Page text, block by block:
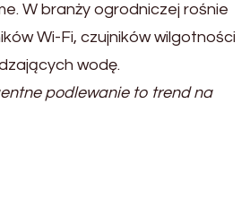
W branży ogrodniczej rośnie
Wi-Fi, czujników wilgotności
wodę.
podlewanie to trend na